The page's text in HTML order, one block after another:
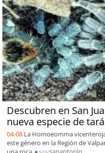
Descubren en San
nueva especie de
04-08 La Homoeomma
este género en la Región de